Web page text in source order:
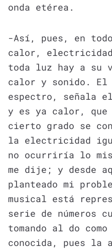
onda etérea.
-Así, pues, en
calor,
toda luz hay a su
calor y sonido.
espectro, señala
y es ya calor, que
cierto grado se
la electricidad
no ocurriría lo
me dije; y desde
planteado mi
musical está
serie de números
tomando al do
conocida, pues la